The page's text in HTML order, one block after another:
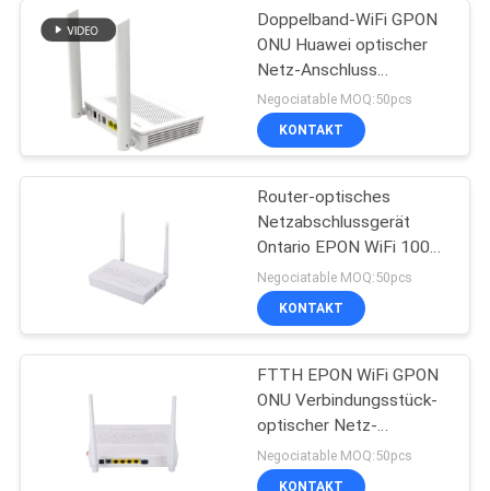
FORDERN
ZITAT
SITEMAP
POLICY
Doppelband-WiFi GPON
ONU Huawei optischer
Netz-Anschluss
EG8145V5 802.11ac
Negociatable MOQ:50pcs
KONTAKT
Router-optisches
Netzabschlussgerät
Ontario EPON WiFi 100V
240VAC 50Hz 60Hz
GPON ONU
Negociatable MOQ:50pcs
KONTAKT
FTTH EPON WiFi GPON
ONU Verbindungsstück-
optischer Netz-
Anschluss Sc UPC
Ontario-Sc-APC
Negociatable MOQ:50pcs
KONTAKT